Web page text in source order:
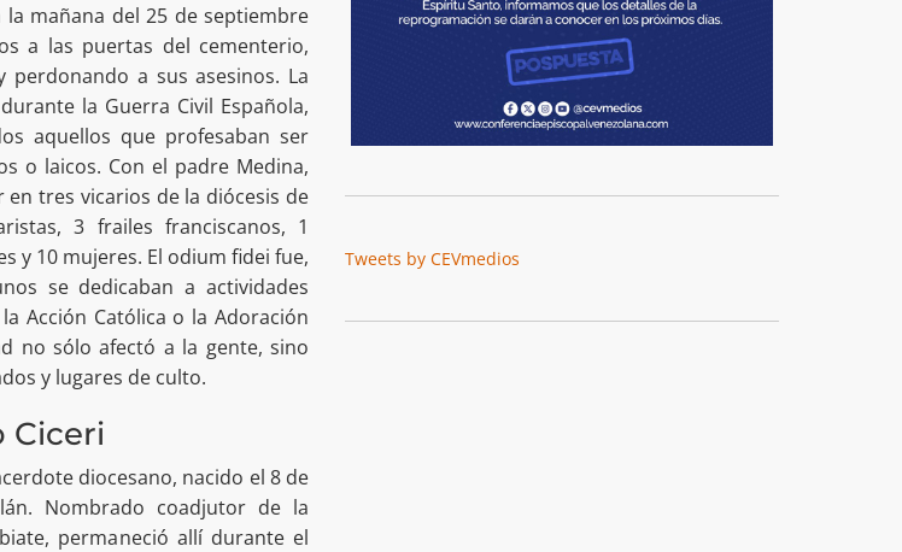
mañana del 25 de septiembre
a las puertas del cementerio,
perdonando a sus asesinos. La
la Guerra Civil Española,
aquellos que profesaban ser
o laicos. Con el padre Medina,
tres vicarios de la diócesis de
3 frailes franciscanos, 1
y 10 mujeres. El odium fidei fue,
se dedicaban a actividades
Acción Católica o la Adoración
no sólo afectó a la gente, sino
y lugares de culto.
Ciceri
diocesano, nacido el 8 de
Nombrado coadjutor de la
permaneció allí durante el
Tweets by CEVmedios